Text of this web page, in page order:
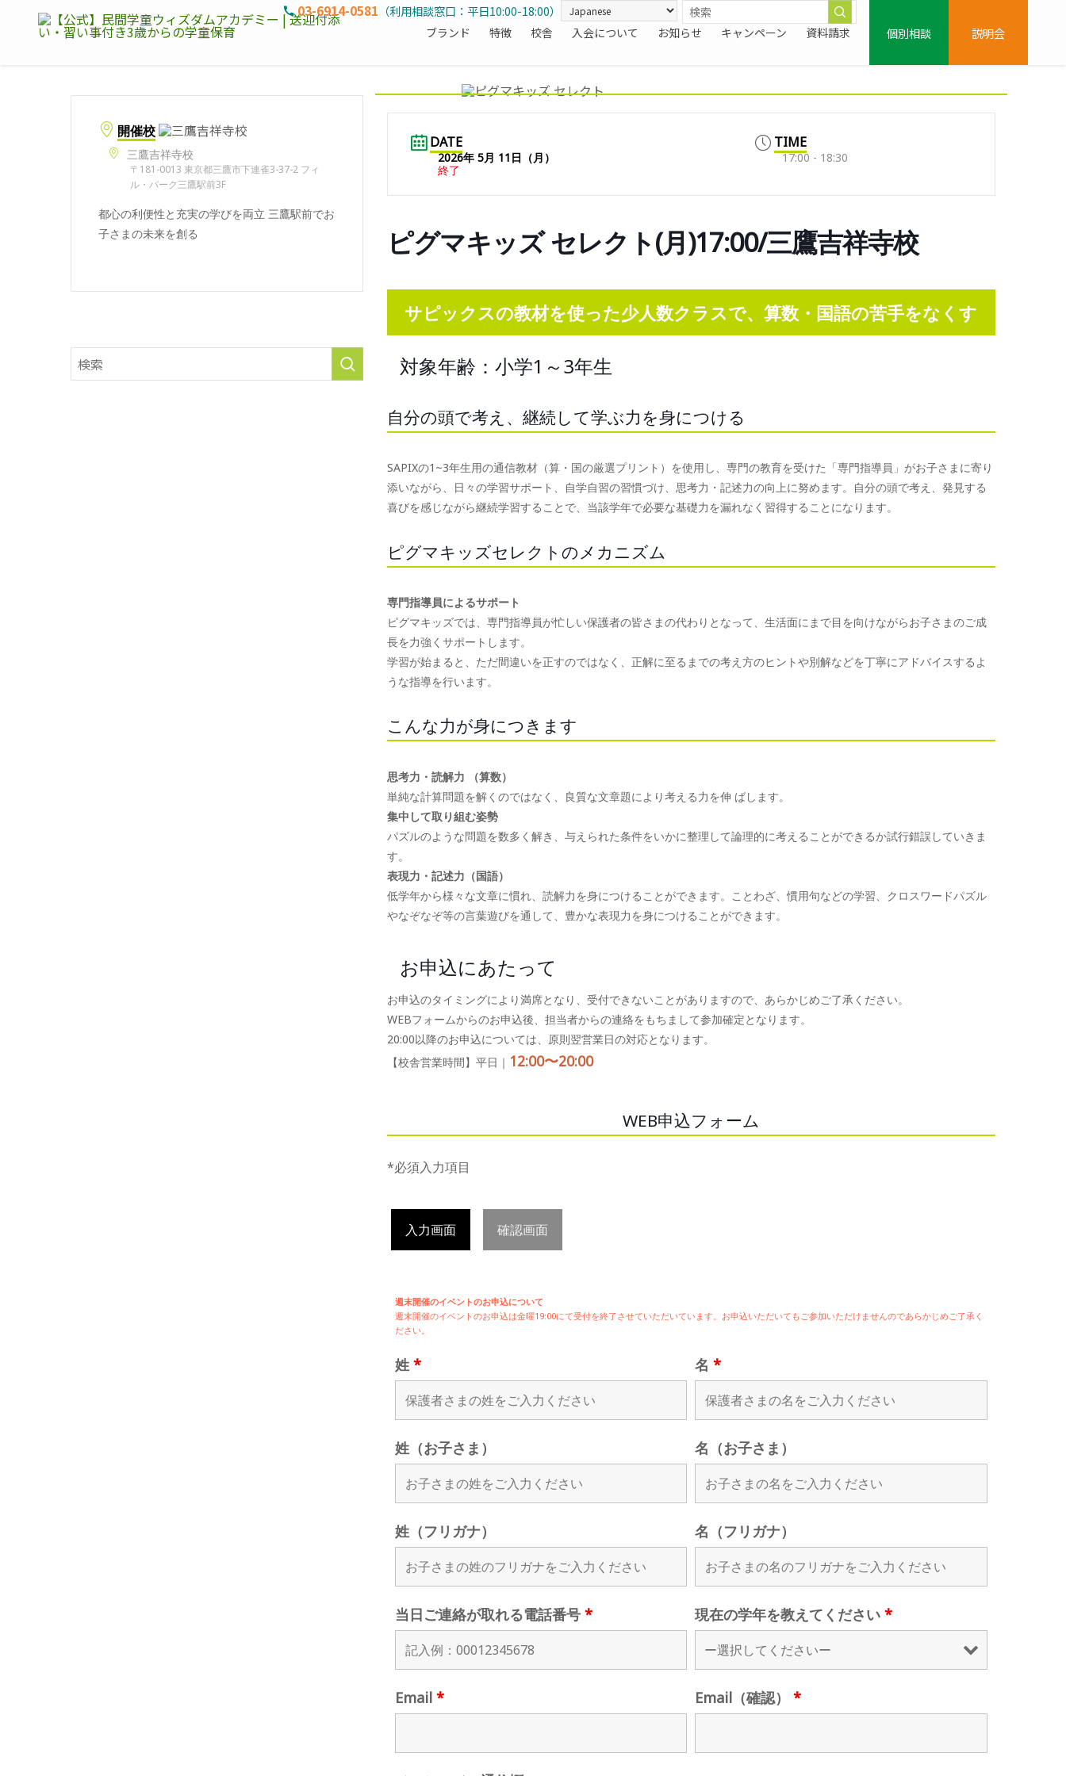
ブランド 特徴 校舎 入会について お知らせ キャンペーン 資料請求
03-6914-0581 （利用相談窓口：平日10:00-18:00）
個別相談
説明会
開催校
三鷹吉祥寺校
〒181-0013 東京都三鷹市下連雀3-37-2 フィ
ル・パーク三鷹駅前3F
都心の利便性と充実の学びを両立 三鷹駅前でお
子さまの未来を創る
DATE
2026年 5月 11日（月）
終了
TIME
17:00 - 18:30
ピグマキッズ セレクト(月)17:00/三鷹吉祥寺校
サピックスの教材を使った少人数クラスで、算数・国語の苦手をなくす
対象年齢：小学1～3年生
自分の頭で考え、継続して学ぶ力を身につける
SAPIXの1~3年生用の通信教材（算・国の厳選プリント）を使用し、専門の教育を受けた「専門指導員」がお子さまに寄り
添いながら、日々の学習サポート、自学自習の習慣づけ、思考力・記述力の向上に努めます。自分の頭で考え、発見する
喜びを感じながら継続学習することで、当該学年で必要な基礎力を漏れなく習得することになります。
ピグマキッズセレクトのメカニズム
専門指導員によるサポート
ピグマキッズでは、専門指導員が忙しい保護者の皆さまの代わりとなって、生活面にまで目を向けながらお子さまのご成
長を力強くサポートします。
学習が始まると、ただ間違いを正すのではなく、正解に至るまでの考え方のヒントや別解などを丁寧にアドバイスするよ
うな指導を行います。
こんな力が身につきます
思考力・読解力 （算数）
単純な計算問題を解くのではなく、良質な文章題により考える力を伸 ばします。
集中して取り組む姿勢
パズルのような問題を数多く解き、与えられた条件をいかに整理して論理的に考えることができるか試行錯誤していきま
す。
表現力・記述力（国語）
低学年から様々な文章に慣れ、読解力を身につけることができます。ことわざ、慣用句などの学習、クロスワードパズル
やなぞなぞ等の言葉遊びを通して、豊かな表現力を身につけることができます。
お申込にあたって
お申込のタイミングにより満席となり、受付できないことがありますので、あらかじめご了承ください。
WEBフォームからのお申込後、担当者からの連絡をもちまして参加確定となります。
20:00以降のお申込については、原則翌営業日の対応となります。
【校舎営業時間】平日｜ 12:00〜20:00
WEB申込フォーム
*必須入力項目
入力画面 確認画面
週末開催のイベントのお申込について
週末開催のイベントのお申込は金曜19:00にて受付を終了させていただいています。お申込いただいてもご参加いただけませんのであらかじめご了承く
ださい。
姓 * 名*
姓（お子さま） 名（お子さま）
姓（フリガナ） 名（フリガナ）
当日ご連絡が取れる電話番号 * 現在の学年を教えてください*
Email * Email（確認）*